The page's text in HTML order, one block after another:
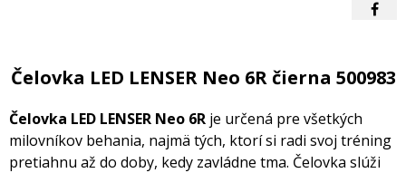
Čelovka LED LENSER Neo 6R čierna 500983
Čelovka LED LENSER Neo 6R je určená pre všetkých
milovníkov behania, najmä tých, ktorí si radi svoj tréning
pretiahnu až do doby, kedy zavládne tma. Čelovka slúži